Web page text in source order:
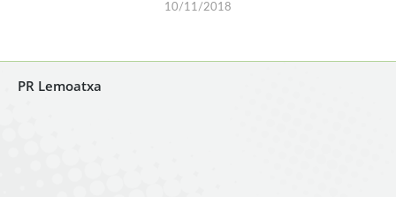
10/11/2018
PR Lemoatxa